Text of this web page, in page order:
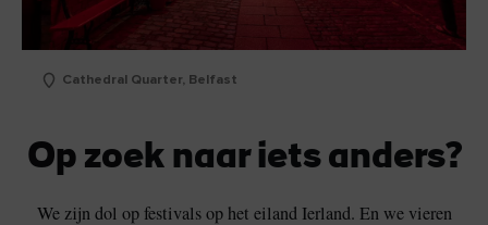
Cathedral Quarter, Belfast
Op zoek naar iets anders?
We zijn dol op festivals op het eiland Ierland. En we vieren